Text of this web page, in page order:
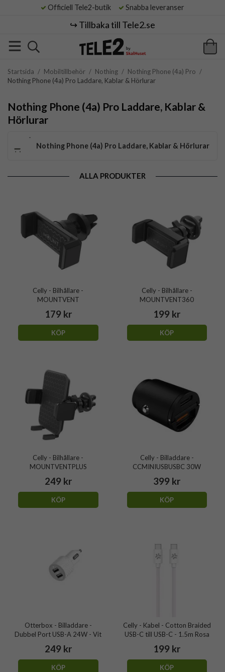
Officiell Tele2-butik Snabba leveranser
↪️ Tillbaka till Tele2.se
Startsida / Mobiltillbehör / Nothing / Nothing Phone (4a) Pro /
Nothing Phone (4a) Pro Laddare, Kablar & Hörlurar
Nothing Phone (4a) Pro Laddare, Kablar &
Hörlurar
Nothing Phone (4a) Pro Laddare, Kablar & Hörlurar
ALLA PRODUKTER
Celly - Bilhållare -
MOUNTVENT
179 kr
KÖP
Celly - Bilhållare -
MOUNTVENT360
199 kr
KÖP
Celly - Bilhållare -
MOUNTVENTPLUS
249 kr
KÖP
Celly - Billaddare -
CCMINIUSBUSBC 30W
399 kr
KÖP
Otterbox - Billaddare -
Dubbel Port USB-A 24W - Vit
249 kr
KÖP
Celly - Kabel - Cotton Braided
USB-C till USB-C - 1.5m Rosa
199 kr
KÖP